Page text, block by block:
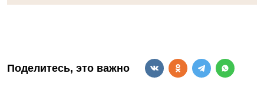
Поделитесь, это важно